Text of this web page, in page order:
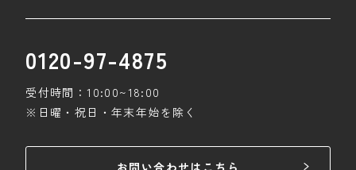
0120-97-4875
受付時間：10:00~18:00
※日曜・祝日・年末年始を除く
お問い合わせはこちら